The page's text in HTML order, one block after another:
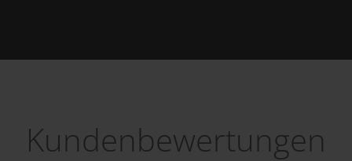
Kundenbewertungen